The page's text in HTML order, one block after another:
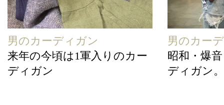
男のカーディガン
来年の今頃は1軍入りのカー
ディガン
男のカー
昭和・爆
ディガン。